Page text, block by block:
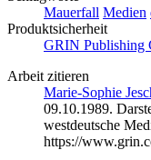
Mauerfall Medien
Produktsicherheit
GRIN Publishing
Arbeit zitieren
Marie-Sophie
09.10.1989.
westdeutsche
https://